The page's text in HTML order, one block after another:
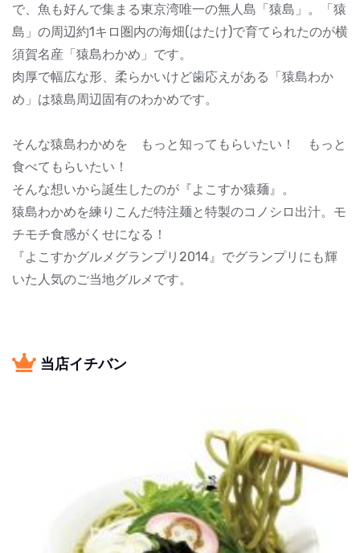
で、魚も好んで集まる東京湾唯一の無人島「猿島」。「猿
島」の周辺約1キロ圏内の海畑(はたけ)で育てられたのが横
須賀名産「猿島わかめ」です。
肉厚で幅広な形、柔らかいけど歯応えがある「猿島わか
め」は猿島周辺固有のわかめです。
そんな猿島わかめを もっと知ってもらいたい！ もっと
食べてもらいたい！
そんな想いから誕生したのが『よこすか猿麺』。
猿島わかめを練りこんだ特注麺と特製のコノシロ出汁。モ
チモチ食感がくせになる！
『よこすかグルメグランプリ2014』でグランプリにも輝
いた人気のご当地グルメです。
当店イチバン